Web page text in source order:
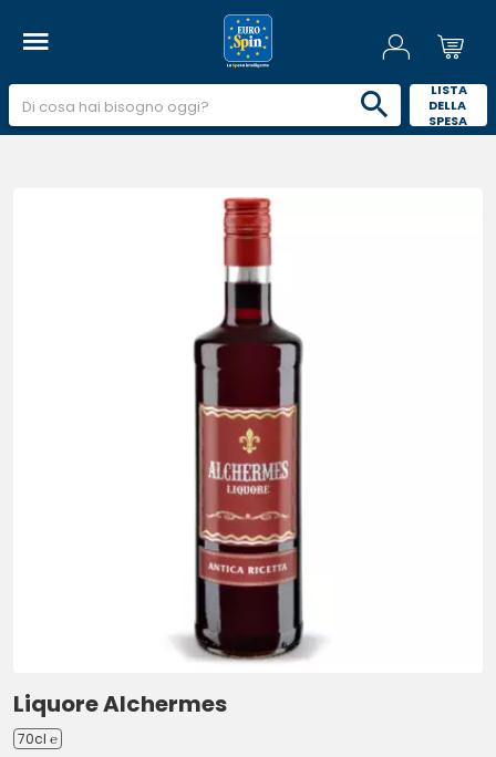
LISTA
DELLA
SPESA
Liquore Alchermes
70cl ℮